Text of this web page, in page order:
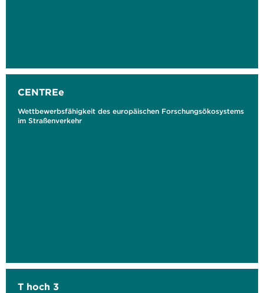
CENTREe
Wettbewerbsfähigkeit des europäischen Forschungsökosystems
im Straßenverkehr
T hoch 3